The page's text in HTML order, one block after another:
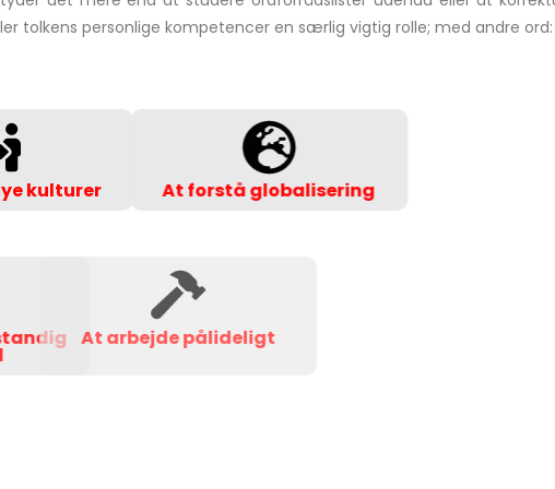
tolkens personlige kompetencer en særlig vigtig rolle; med andre ord:
kulturer At forstå globalisering
At arbejde pålideligt